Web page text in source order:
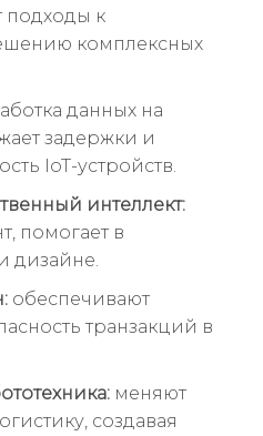
к
комплексных
данных на
задержки и
IoT-устройств.
интеллект:
помогает в
дизайне.
обеспечивают
транзакций в
меняют
создавая